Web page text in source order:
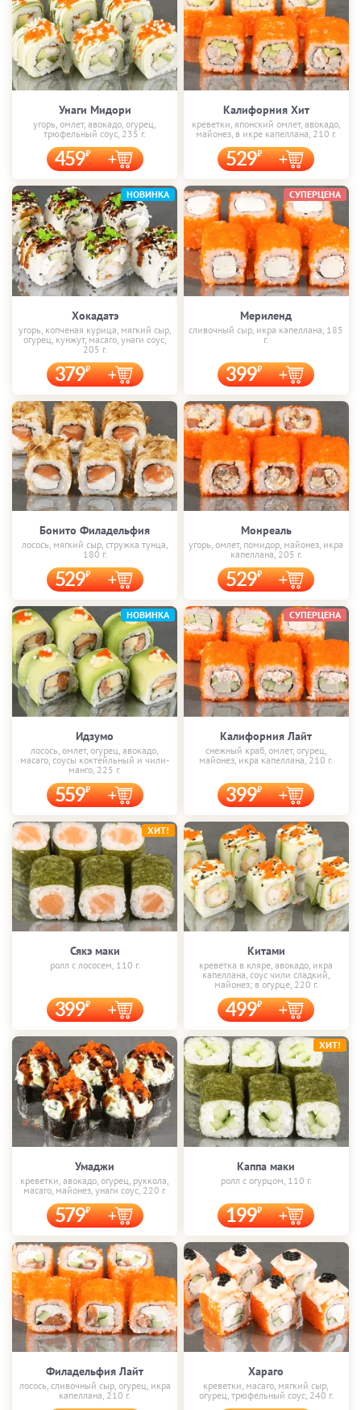
Унаги Мидори
угорь, омлет, авокадо, огурец,
трюфельный соус, 235 г.
459
Калифорния Хит
креветки, японский омлет, авокадо,
майонез, в икре капеллана, 210 г.
529
Хокадатэ
угорь, копченая курица, мягкий сыр,
огурец, кунжут, масаго, унаги соус,
205 г.
379
НОВИНКА
Мериленд
сливочный сыр, икра капеллана, 185
г.
399
СУПЕРЦЕНА
Бонито Филадельфия
лосось, мягкий сыр, стружка тунца,
180 г.
529
Монреаль
угорь, омлет, помидор, майонез, икра
капеллана, 205 г.
529
Идзумо
лосось, омлет, огурец, авокадо,
масаго, соусы коктейльный и чили-
манго, 225 г.
559
НОВИНКА
Калифорния Лайт
снежный краб, омлет, огурец,
майонез, икра капеллана, 210 г.
399
СУПЕРЦЕНА
Сякэ маки
ролл с лососем, 110 г.
399
ХИТ!
Китами
креветка в кляре, авокадо, икра
капеллана, соус чили сладкий,
майонез; в огурце, 220 г.
499
Умаджи
креветки, авокадо, огурец, руккола,
масаго, майонез, унаги соус, 220 г.
579
Каппа маки
ролл с огурцом, 110 г.
199
ХИТ!
Филадельфия Лайт
лосось, сливочный сыр, огурец, икра
капеллана, 210 г.
Хараго
креветки, масаго, мягкий сыр,
огурец, трюфельный соус, 240 г.